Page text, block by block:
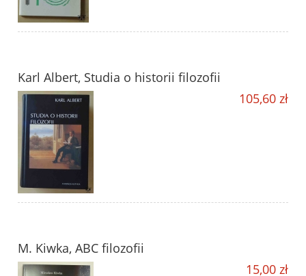
Karl Albert, Studia o historii filozofii
105,60 zł
M. Kiwka, ABC filozofii
15,00 zł